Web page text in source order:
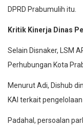
DPRD Prabumulih itu.
Kritik Kinerja Dinas
Selain Disnaker, LSM
Perhubungan Kota
Menurut Adi, Dishub
KAI terkait
Padahal, persoalan